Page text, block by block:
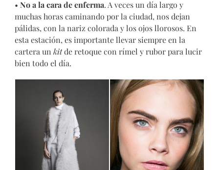
• No a la cara de enferma. A veces un día largo y
muchas horas caminando por la ciudad, nos dejan
pálidas, con la nariz colorada y los ojos llorosos. En
esta estación, es importante llevar siempre en la
cartera un kitde retoque con rímel y rubor para lucir
bien todo el día.